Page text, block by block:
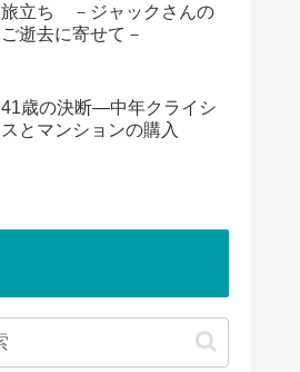
旅立ち －ジャックさんの
ご逝去に寄せて－
41歳の決断―中年クライシ
スとマンションの購入